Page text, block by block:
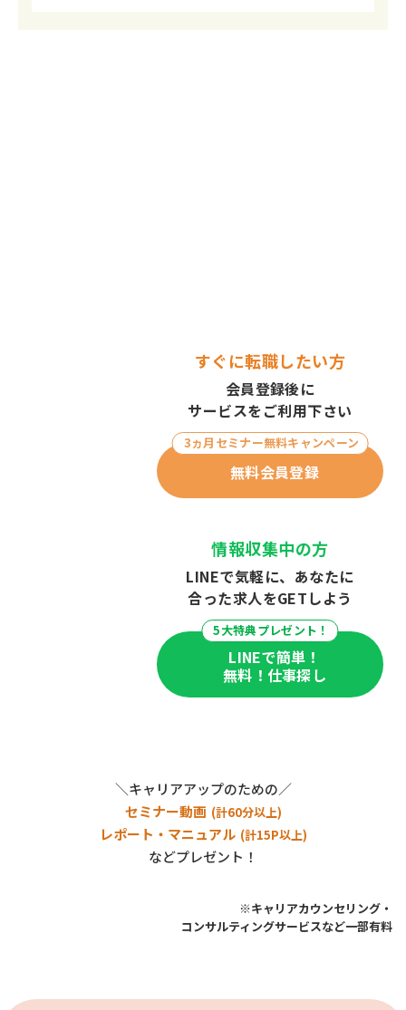
＼キャリアアップのための／
セミナー動画 (計60分以上)
レポート・マニュアル (計15P以上)
などプレゼント！
情報収集中の方
LINEで気軽に、あなたに
合った求人をGETしよう
5⼤特典プレゼント！
LINEで簡単！
無料！ 仕事探し
すぐに転職したい方
会員登録後に
サービスをご利用下さい
3ヵ月セミナー無料キャンペーン
無料会員登録
※キャリアカウンセリング・
コンサルティングサービスなど一部有料